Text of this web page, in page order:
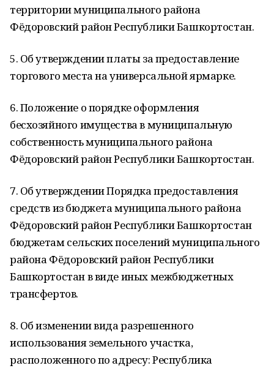
территории муниципального района
Фёдоровский район Республики Башкортостан.
5. Об утверждении платы за предоставление
торгового места на универсальной ярмарке.
6. Положение о порядке оформления
бесхозяйного имущества в муниципальную
собственность муниципального района
Фёдоровский район Республики Башкортостан.
7. Об утверждении Порядка предоставления
средств из бюджета муниципального района
Фёдоровский район Республики Башкортостан
бюджетам сельских поселений муниципального
района Фёдоровский район Республики
Башкортостан в виде иных межбюджетных
трансфертов.
8. Об изменении вида разрешенного
использования земельного участка,
расположенного по адресу: Республика